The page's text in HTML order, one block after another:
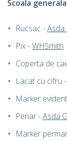
Scoala
Rucsac -Asda
Pix -WHSmith
Coperta de
Lacat cu cifru -
Marker
Penar -Asda
Marker